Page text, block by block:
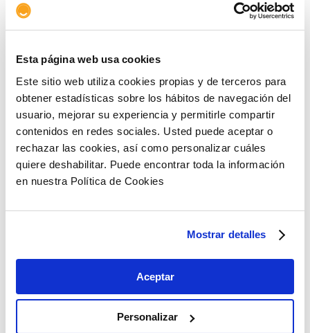
Esta página web usa cookies
Este sitio web utiliza cookies propias y de terceros para
obtener estadísticas sobre los hábitos de navegación del
usuario, mejorar su experiencia y permitirle compartir
contenidos en redes sociales. Usted puede aceptar o
rechazar las cookies, así como personalizar cuáles
quiere deshabilitar. Puede encontrar toda la información
en nuestra Política de Cookies
Mostrar detalles
Aceptar
Personalizar
propia cuenta y riesgo y tiene la obligación de
cumplir la legislación estatal, autonómica y
información y actividad de ASERTA se encuentra
sometida a la normativa vigente en España, y no va
destinada a aquellas personas usuarias que actúen
bajo otras jurisdicciones de estados que exijan el
cumplimiento de requisitos distintos para la puesta
a disposición, divulgación o publicidad de servicios
y/o productos.
Enlaces de terceros
Los Sitios Web pueden incorporar enlaces que
permiten a los usuarios acceder a Sitios web de
prestador de servicios de intermediación siendo
únicamente responsable de los contenidos y
servicios suministrados en los Sitios enlazados, en la
medida en que tuviera conocimiento efectivo de la
ilicitud o de que pudieran lesionarse bienes o